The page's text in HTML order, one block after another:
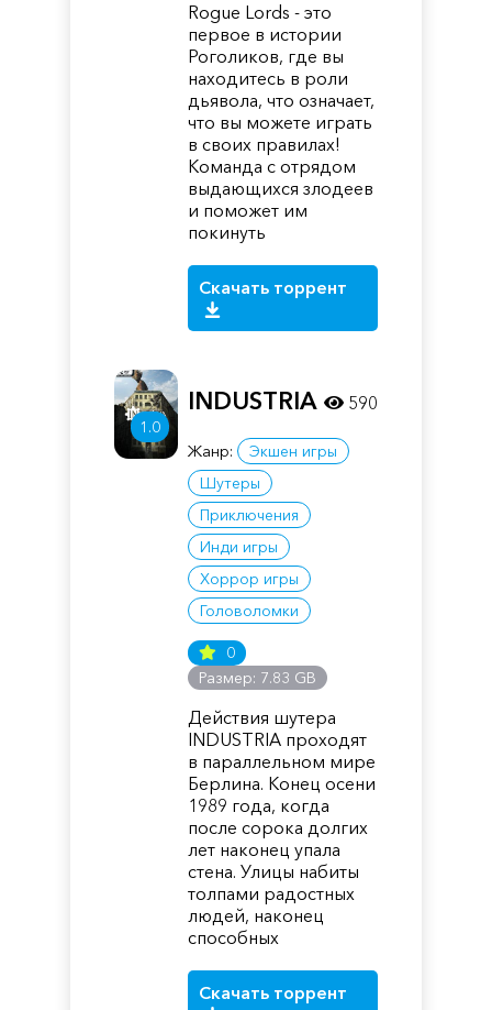
Rogue Lords - это
первое в истории
Роголиков, где вы
находитесь в роли
дьявола, что означает,
что вы можете играть
в своих правилах!
Команда с отрядом
выдающихся злодеев
и поможет им
покинуть
Скачать торрент
1.0
INDUSTRIA
Жанр:
Экшен игры
Шутеры
Приключения
Инди игры
Хоррор игры
Головоломки
0
Размер: 7.83 GB
Действия шутера
INDUSTRIA проходят
в параллельном мире
Берлина. Конец осени
1989 года, когда
после сорока долгих
лет наконец упала
стена. Улицы набиты
толпами радостных
людей, наконец
способных
Скачать торрент
590